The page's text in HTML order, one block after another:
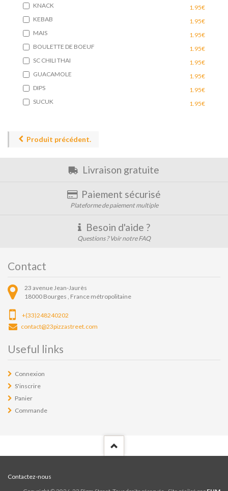
KNACK
1.95€
KEBAB
1.95€
MAIS
1.95€
BOULETTE DE BOEUF
1.95€
SC CHILI THAI
1.95€
GUACAMOLE
1.95€
DIPS
1.95€
SUCUK
1.95€
Produit précédent.
Livraison gratuite
Paiement sécurisé
Plateforme de paiement multiple
Besoin d'aide ?
Questions ? Voir notre FAQ
Contact
23 avenue Jean-Jaurès
18000 Bourges , France métropolitaine
+(33)248240202
contact@23pizzastreet.com
Useful links
Connexion
S'inscrire
Panier
Commande
Contactez-nous